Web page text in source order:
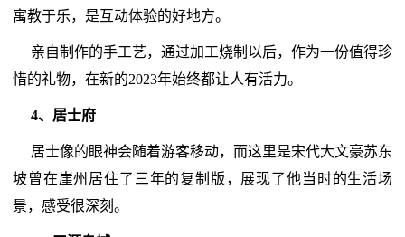
寓教于乐，是互动体验的好地方。
亲自制作的手工艺，通过加工烧制以后，作为一份值得珍
惜的礼物，在新的2023年始终都让人有活力。
4、居士府
居士像的眼神会随着游客移动，而这里是宋代大文豪苏东
坡曾在崖州居住了三年的复制版，展现了他当时的生活场
景，感受很深刻。